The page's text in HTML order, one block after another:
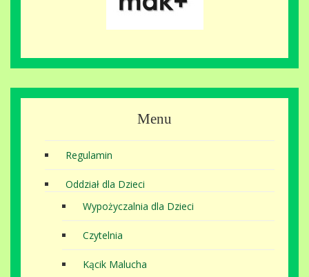
Menu
Regulamin
Oddział dla Dzieci
Wypożyczalnia dla Dzieci
Czytelnia
Kącik Malucha